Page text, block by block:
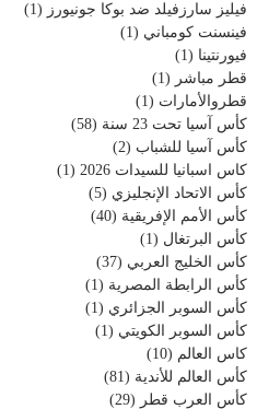
فيليز سارزفيلد ضد بوكا جونيورز (1)
فينسنت كومباني (1)
فيورنتينا (1)
قطر مباشر (1)
قطروالأمارات (1)
كأس آسيا تحت 23 سنة
(58)
كأس آسيا للشباب (2)
كاس اسبانيا للسيدات 2026
(1)
كأس الاتحاد الإنجليزي (5)
كأس الأمم الإفريقية (40)
كأس البرتغال (1)
كأس الخليج العربي (37)
كأس الرابطة المصرية (1)
كأس السوبر الجزائري (1)
كأس السوبر الكويتي (1)
كاس العالم (10)
كأس العالم للأندية (81)
كأس العرب قطر (29)